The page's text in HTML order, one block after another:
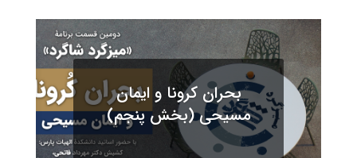
بحران کرونا و ایمان
مسیحی (بخش پنجم)